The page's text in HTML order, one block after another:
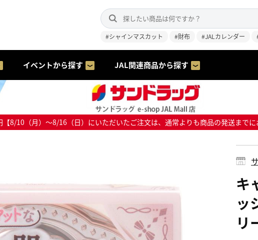
#シャインマスカット #財布 #JALカレンダー
イベントから探す JAL関連商品から探す
8/10（月）～8/16（日）にいただいたご注文は、通常よりも商品の発送まで
キ
ッ
リ